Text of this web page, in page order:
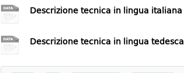
Descrizione tecnica in lingua italiana
Descrizione tecnica in lingua tedesca